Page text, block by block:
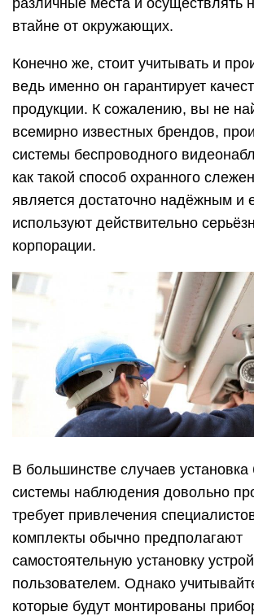
втайне от окружающих.
Конечно же, стоит учитывать и
ведь именно он гарантирует
продукции. К сожалению, вы не
всемирно известных брендов,
системы беспроводного
как такой способ охранного
является достаточно надёжным и
используют действительно
корпорации.
В большинстве случаев
системы наблюдения довольно
требует привлечения
комплекты обычно предполагают
самостоятельную установку
пользователем. Однако
которые будут монтированы